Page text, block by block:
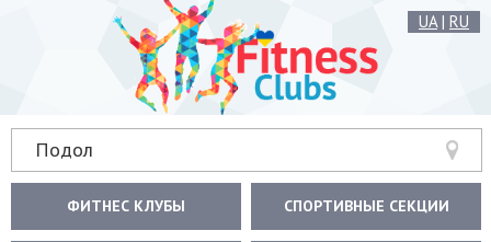
UA| RU
Подол
ФИТНЕС КЛУБЫ СПОРТИВНЫЕ СЕКЦИИ